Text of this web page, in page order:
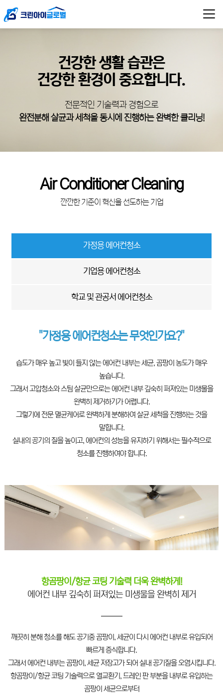
건강한 생활 습관은
건강한 환경이 중요합니다.
전문적인 기술력과 경험으로
완전분해 살균과 세척을 동시에 진행하는 완벽한 클리닝!
Air Conditioner Cleaning
깐깐한 기준이 혁신을 선도하는 기업
가정용 에어컨청소
기업용 에어컨청소
학교 및 관공서 에어컨청소
"가정용 에어컨청소는 무엇인가요?"
습도가 매우 높고 빛이 들지 않는 에어컨 내부는 세균, 곰팡이 농도가 매우
높습니다.
그래서 고압청소와 스팀 살균만으로는 에어컨 내부 깊숙히 퍼져있는 미생물을
완벽히 제거하기가 어렵니다.
그렇기에 전문 멸균케어로 완벽하게 분해하여 살균 세척을 진행하는 것을
말합니다.
실내의 공기의 질을 높이고, 에어컨의 성능을 유지하기 위해서는 필수적으로
청소를 진행하여야 합니다.
항곰팡이/항균 코팅 기술력 더욱 완벽하게!
에어컨 내부 깊숙히 퍼져있는 미생물을 완벽히 제거
깨끗히 분해 청소를 해도 공기중 곰팡이, 세균이 다시 에어컨 내부로 유입되어
빠르게 증식합니다.
그래서 에어컨 내부는 곰팡이, 세균 저장고가 되어 실내 공기질을 오염시킵니다.
항곰팡이/항균 코팅 기술력으로 열교환기, 드레인 판 부분을 내부로 유입하는
곰팡이 세균으로부터